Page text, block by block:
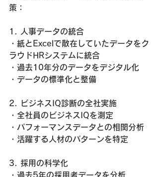
策：
1. 人事データの統合
・紙とExcelで散在していたデータをク
ラウドHRシステムに統合
・過去10年分のデータをデジタル化
・データの標準化と整備
2. ビジネスIQ診断の全社実施
・全社員のビジネスIQを測定
・パフォーマンスデータとの相関分析
・活躍する人材のパターンを特定
3. 採用の科学化
・過去5年の採用者データを分析